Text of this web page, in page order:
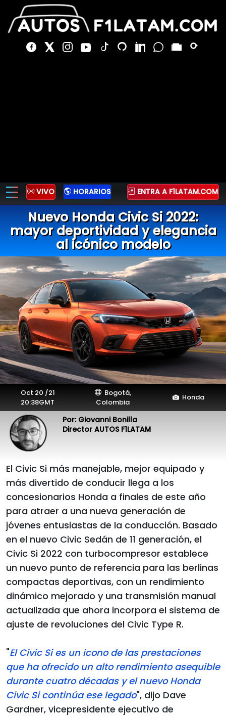
VIVO HORARIOS ENTRA A F1LATAM.COM
Nuevo Honda Civic Si 2022:
mayor deportividad y elegancia
al icónico modelo
Oct 20 /21
20:38GMT
Bogotá,
Colombia
Honda
Por: Giovanni Bonilla
Director AUTOS F1LATAM
El Civic Si más manejable, mejor equipado y
más divertido de conducir llega a los
concesionarios Honda a finales de este año
para atraer a una nueva generación de
jóvenes entusiastas de la conducción. Basado
en el nuevo Civic Sedán de 11 generación, el
Civic Si 2022 con turbocompresor establece
un nuevo punto de referencia para las berlinas
compactas deportivas, con un rendimiento
dinámico mejorado y una transmisión manual
actualizada que ahora incorpora el sistema de
ajuste de revoluciones del Civic Type R.
"El Civic Si es un icono de las prestaciones
que ha ofrecido un alto rendimiento asequible
durante cuatro décadas y el nuevo Honda
Civic Si continúa ese legado", dijo Dave
Gardner, vicepresidente ejecutivo de